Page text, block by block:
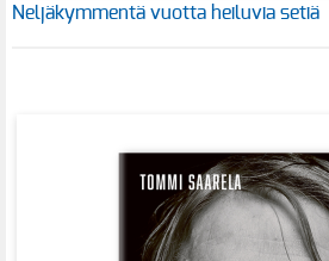
Neljäkymmentä vuotta heiluvia setiä